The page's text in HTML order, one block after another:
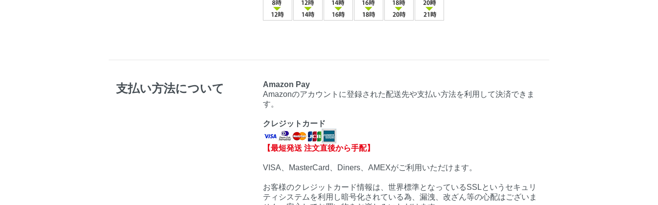
支払い方法について
Amazon Pay
Amazonのアカウントに登録された配送先や支払い方法を利用して決済できま
す。
クレジットカード
【最短発送 注文直後から手配】
VISA、MasterCard、Diners、AMEXがご利用いただけます。
お客様のクレジットカード情報は、世界標準となっているSSLというセキュリ
ティシステムを利用し暗号化されている為、漏洩、改ざん等の心配はございま